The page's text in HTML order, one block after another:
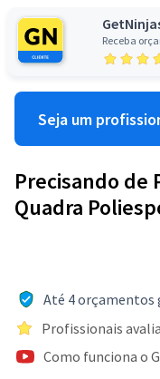
Receba
Seja um
Precisando de
Quadra
Até 4 orçamentos
Profissionais
Como funciona o